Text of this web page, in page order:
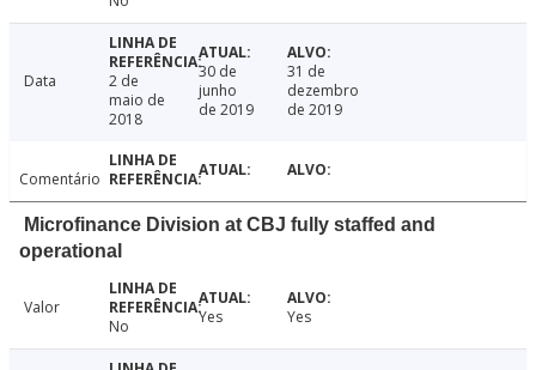
Data
2 de
maio de
2018
30 de
junho
de 2019
31 de
dezembro
de 2019
Comentário
Microfinance Division at CBJ fully staffed and
operational
Valor
No
Yes Yes